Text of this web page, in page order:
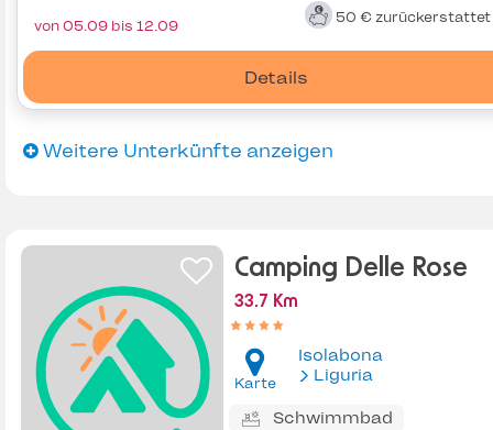
50 € zurückerstattet
Details
von 05.09 bis 12.09
Weitere Unterkünfte anzeigen
Camping Delle Rose
33.7 Km
Karte
Isolabona
Liguria
Schwimmbad